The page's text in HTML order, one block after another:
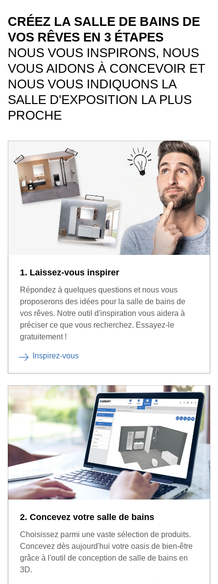
CRÉEZ LA SALLE DE BAINS DE
VOS RÊVES EN 3 ÉTAPES
NOUS VOUS INSPIRONS, NOUS
VOUS AIDONS À CONCEVOIR ET
NOUS VOUS INDIQUONS LA
SALLE D'EXPOSITION LA PLUS
PROCHE
1. Laissez-vous inspirer
Répondez à quelques questions et nous vous
proposerons des idées pour la salle de bains de
vos rêves. Notre outil d'inspiration vous aidera à
préciser ce que vous recherchez. Essayez-le
gratuitement !
Inspirez-vous
2. Concevez votre salle de bains
Choisissez parmi une vaste sélection de produits.
Concevez dès aujourd'hui votre oasis de bien-être
grâce à l'outil de conception de salle de bains en
3D.